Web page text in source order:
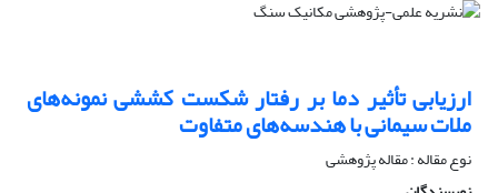
ارزیابی تأثیر دما بر رفتار شکست کششی نمونه‌های
ملات سیمانی با هندسه‌های متفاوت
نوع مقاله : مقاله پژوهشی